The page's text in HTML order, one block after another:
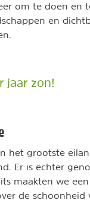
om te doen en
en
jaar zon!
het grootste
Er is echter
maakten we een
de schoonheid